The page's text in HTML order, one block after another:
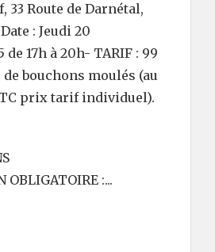
33 Route de Darnétal,
: Jeudi 20
de 17h à 20h- TARIF : 99
bouchons moulés (au
prix tarif individuel).
OBLIGATOIRE :...